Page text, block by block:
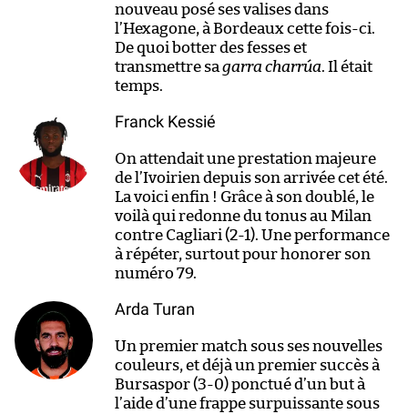
nouveau posé ses valises dans
l’Hexagone, à Bordeaux cette fois-ci.
De quoi botter des fesses et
transmettre sa garra charrúa. Il était
temps.
Franck Kessié
On attendait une prestation majeure
de l’Ivoirien depuis son arrivée cet été.
La voici enfin ! Grâce à son doublé, le
voilà qui redonne du tonus au Milan
contre Cagliari (2-1). Une performance
à répéter, surtout pour honorer son
numéro 79.
Arda Turan
Un premier match sous ses nouvelles
couleurs, et déjà un premier succès à
Bursaspor (3-0) ponctué d’un but à
l’aide d’une frappe surpuissante sous